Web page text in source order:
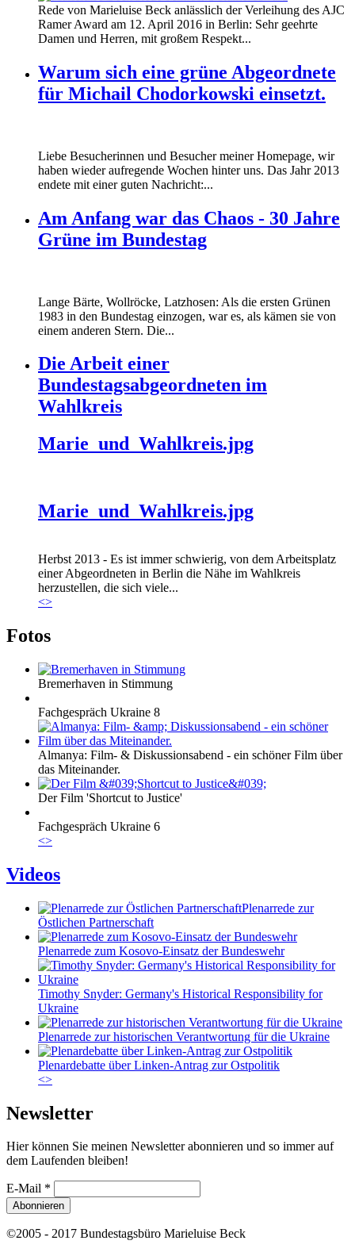
Rede von Marieluise Beck anlässlich der Verleihung des AJC
Ramer Award am 12. April 2016 in Berlin: Sehr geehrte
Damen und Herren, mit großem Respekt...
Warum sich eine grüne Abgeordnete
für Michail Chodorkowski einsetzt.
Liebe Besucherinnen und Besucher meiner Homepage, wir
haben wieder aufregende Wochen hinter uns. Das Jahr 2013
endete mit einer guten Nachricht:...
Am Anfang war das Chaos - 30 Jahre
Grüne im Bundestag
Lange Bärte, Wollröcke, Latzhosen: Als die ersten Grünen
1983 in den Bundestag einzogen, war es, als kämen sie von
einem anderen Stern. Die...
Die Arbeit einer
Bundestagsabgeordneten im
Wahlkreis
Marie_und_Wahlkreis.jpg
Marie_und_Wahlkreis.jpg
Herbst 2013 - Es ist immer schwierig, von dem Arbeitsplatz
einer Abgeordneten in Berlin die Nähe im Wahlkreis
herzustellen, die sich viele...
<>
Fotos
Bremerhaven in Stimmung
Fachgespräch Ukraine 8
Almanya: Film- & Diskussionsabend - ein schöner Film über
das Miteinander.
Der Film 'Shortcut to Justice'
Fachgespräch Ukraine 6
<>
Videos
Plenarrede zur
Östlichen Partnerschaft
Plenarrede zum Kosovo-Einsatz der Bundeswehr
Timothy Snyder: Germany's Historical Responsibility for
Ukraine
Plenarrede zur historischen Verantwortung für die Ukraine
Plenardebatte über Linken-Antrag zur Ostpolitik
<>
Newsletter
Hier können Sie meinen Newsletter abonnieren und so immer auf
dem Laufenden bleiben!
E-Mail *
©2005 - 2017 Bundestagsbüro Marieluise Beck